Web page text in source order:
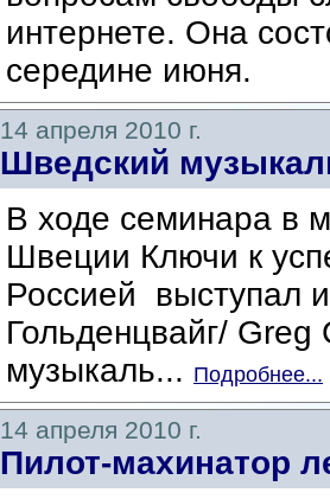
интернете. Она
середине июня.
14 апреля 2010 г.
Шведский
В ходе семинара в
Швеции Ключи к
Россией выступал
Гольденцвайг/
музыкаль... Подробнее...
14 апреля 2010 г.
Пилот-махинатор